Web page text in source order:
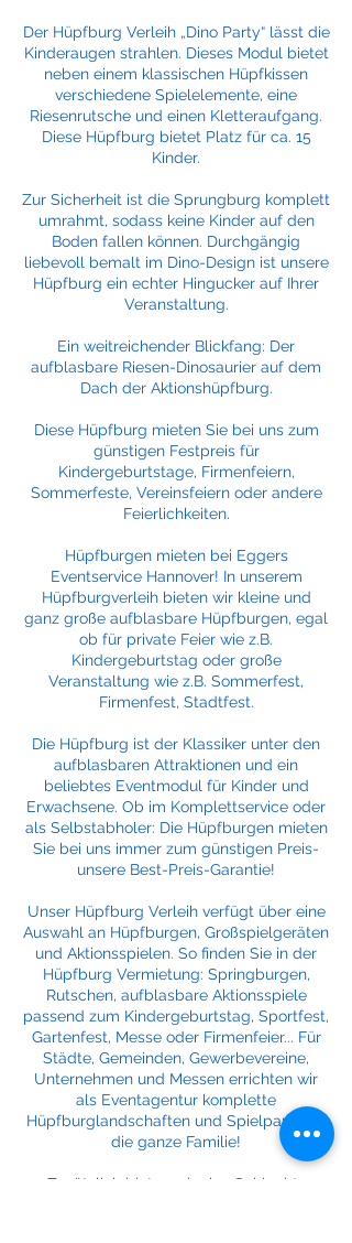
Der Hüpfburg Verleih „Dino Party“ lässt die
Kinderaugen strahlen. Dieses Modul bietet
neben einem klassischen Hüpfkissen
verschiedene Spielelemente, eine
Riesenrutsche und einen Kletteraufgang.
Diese Hüpfburg bietet Platz für ca. 15
Kinder.
Zur Sicherheit ist die Sprungburg komplett
umrahmt, sodass keine Kinder auf den
Boden fallen können. Durchgängig
liebevoll bemalt im Dino-Design ist unsere
Hüpfburg ein echter Hingucker auf Ihrer
Veranstaltung.
Ein weitreichender Blickfang: Der
aufblasbare Riesen-Dinosaurier auf dem
Dach der Aktionshüpfburg.
Diese Hüpfburg mieten Sie bei uns zum
günstigen Festpreis für
Kindergeburtstage, Firmenfeiern,
Sommerfeste, Vereinsfeiern oder andere
Feierlichkeiten.
Hüpfburgen mieten bei Eggers
Eventservice Hannover! In unserem
Hüpfburgverleih bieten wir kleine und
ganz große aufblasbare Hüpfburgen, egal
ob für private Feier wie z.B.
Kindergeburtstag oder große
Veranstaltung wie z.B. Sommerfest,
Firmenfest, Stadtfest.
Die Hüpfburg ist der Klassiker unter den
aufblasbaren Attraktionen und ein
beliebtes Eventmodul für Kinder und
Erwachsene. Ob im Komplettservice oder
als Selbstabholer: Die Hüpfburgen mieten
Sie bei uns immer zum günstigen Preis-
unsere Best-Preis-Garantie!
Unser Hüpfburg Verleih verfügt über eine
Auswahl an Hüpfburgen, Großspielgeräten
und Aktionsspielen. So finden Sie in der
Hüpfburg Vermietung: Springburgen,
Rutschen, aufblasbare Aktionsspiele
passend zum Kindergeburtstag, Sportfest,
Gartenfest, Messe oder Firmenfeier... Für
Städte, Gemeinden, Gewerbevereine,
Unternehmen und Messen errichten wir
als Eventagentur komplette
Hüpfburglandschaften und Spielparks für
die ganze Familie!
Zusätzlich bieten wir eine Schlecht-